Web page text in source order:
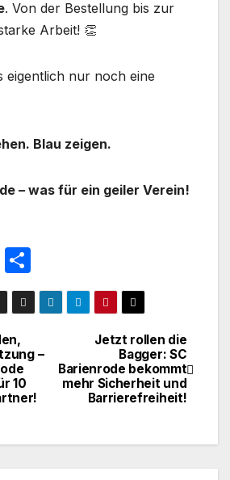
. Von der Bestellung bis zur
Arbeit! 👏
eigentlich nur noch eine
Blau zeigen.
– was für ein geiler Verein!
E
ei
le
Jetzt rollen die
Bagger: SC
Barienrode bekommt
mehr Sicherheit und
Barrierefreiheit!
–
10